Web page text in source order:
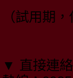
（試用期
▼ 直接連